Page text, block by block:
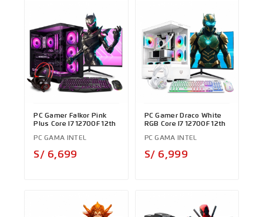
PC Gamer Falkor Pink
Plus Core I7 12700F 12th
PC GAMA INTEL
S/ 6,699
PC Gamer Draco White
RGB Core I7 12700F 12th
PC GAMA INTEL
S/ 6,999